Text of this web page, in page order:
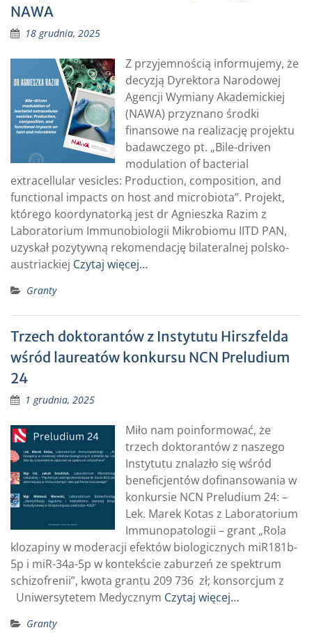
NAWA
18 grudnia, 2025
Z przyjemnością informujemy, że
decyzją Dyrektora Narodowej
Agencji Wymiany Akademickiej
(NAWA) przyznano środki
finansowe na realizację projektu
badawczego pt. „Bile-driven
modulation of bacterial
extracellular vesicles: Production, composition, and
functional impacts on host and microbiota”. Projekt,
którego koordynatorką jest dr Agnieszka Razim z
Laboratorium Immunobiologii Mikrobiomu IITD PAN,
uzyskał pozytywną rekomendację bilateralnej polsko-
austriackiej Czytaj więcej…
Granty
Trzech doktorantów z Instytutu Hirszfelda
wśród laureatów konkursu NCN Preludium
24
1 grudnia, 2025
Miło nam poinformować, że
trzech doktorantów z naszego
Instytutu znalazło się wśród
beneficjentów dofinansowania w
konkursie NCN Preludium 24: –
Lek. Marek Kotas z Laboratorium
Immunopatologii – grant „Rola
klozapiny w moderacji efektów biologicznych miR181b-
5p i miR-34a-5p w kontekście zaburzeń ze spektrum
schizofrenii”, kwota grantu 209 736 zł; konsorcjum z
Uniwersytetem Medycznym Czytaj więcej…
Granty